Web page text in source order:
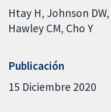
Htay H Johnson DW
Hawley CM Cho Y
Publicación
15 Diciembre 2020